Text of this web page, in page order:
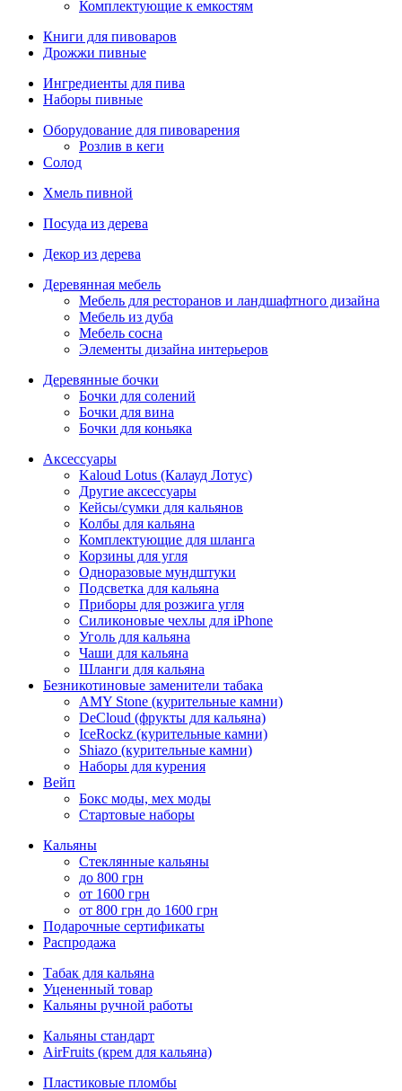
Комплектующие к емкостям
Книги для пивоваров
Дрожжи пивные
Ингредиенты для пива
Наборы пивные
Оборудование для пивоварения
Розлив в кеги
Солод
Хмель пивной
Посуда из дерева
Декор из дерева
Деревянная мебель
Мебель для ресторанов и ландшафтного дизайна
Мебель из дуба
Мебель сосна
Элементы дизайна интерьеров
Деревянные бочки
Бочки для солений
Бочки для вина
Бочки для коньяка
Аксессуары
Kaloud Lotus (Калауд Лотус)
Другие аксессуары
Кейсы/сумки для кальянов
Колбы для кальяна
Комплектующие для шланга
Корзины для угля
Одноразовые мундштуки
Подсветка для кальяна
Приборы для розжига угля
Силиконовые чехлы для iPhone
Уголь для кальяна
Чаши для кальяна
Шланги для кальяна
Безникотиновые заменители табака
AMY Stone (курительные камни)
DeCloud (фрукты для кальяна)
IceRockz (курительные камни)
Shiazo (курительные камни)
Наборы для курения
Вейп
Бокс моды, мех моды
Стартовые наборы
Кальяны
Стеклянные кальяны
до 800 грн
от 1600 грн
от 800 грн до 1600 грн
Подарочные сертификаты
Распродажа
Табак для кальяна
Уцененный товар
Кальяны ручной работы
Кальяны стандарт
AirFruits (крем для кальяна)
Пластиковые пломбы